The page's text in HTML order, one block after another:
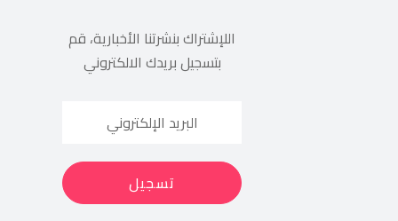
اللإشتراك بنشرتنا الأخبارية، قم
بتسجيل بريدك الالكتروني